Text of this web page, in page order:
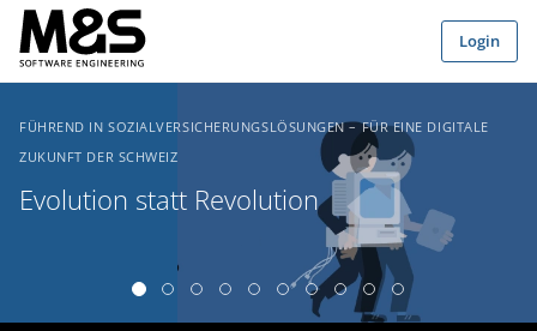
Zum Hauptinhalt springen
Login
FÜHREND IN SOZIALVERSICHERUNGSLÖSUNGEN – FÜR EINE DIGITALE
ZUKUNFT DER SCHWEIZ
Evolution statt Revolution